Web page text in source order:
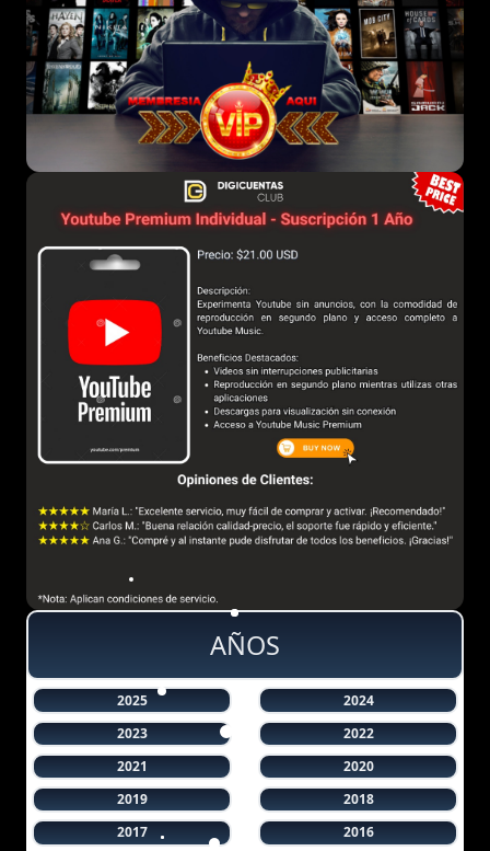
AÑOS
2025
2024
2023
2022
2021
2020
2019
2018
2017
2016